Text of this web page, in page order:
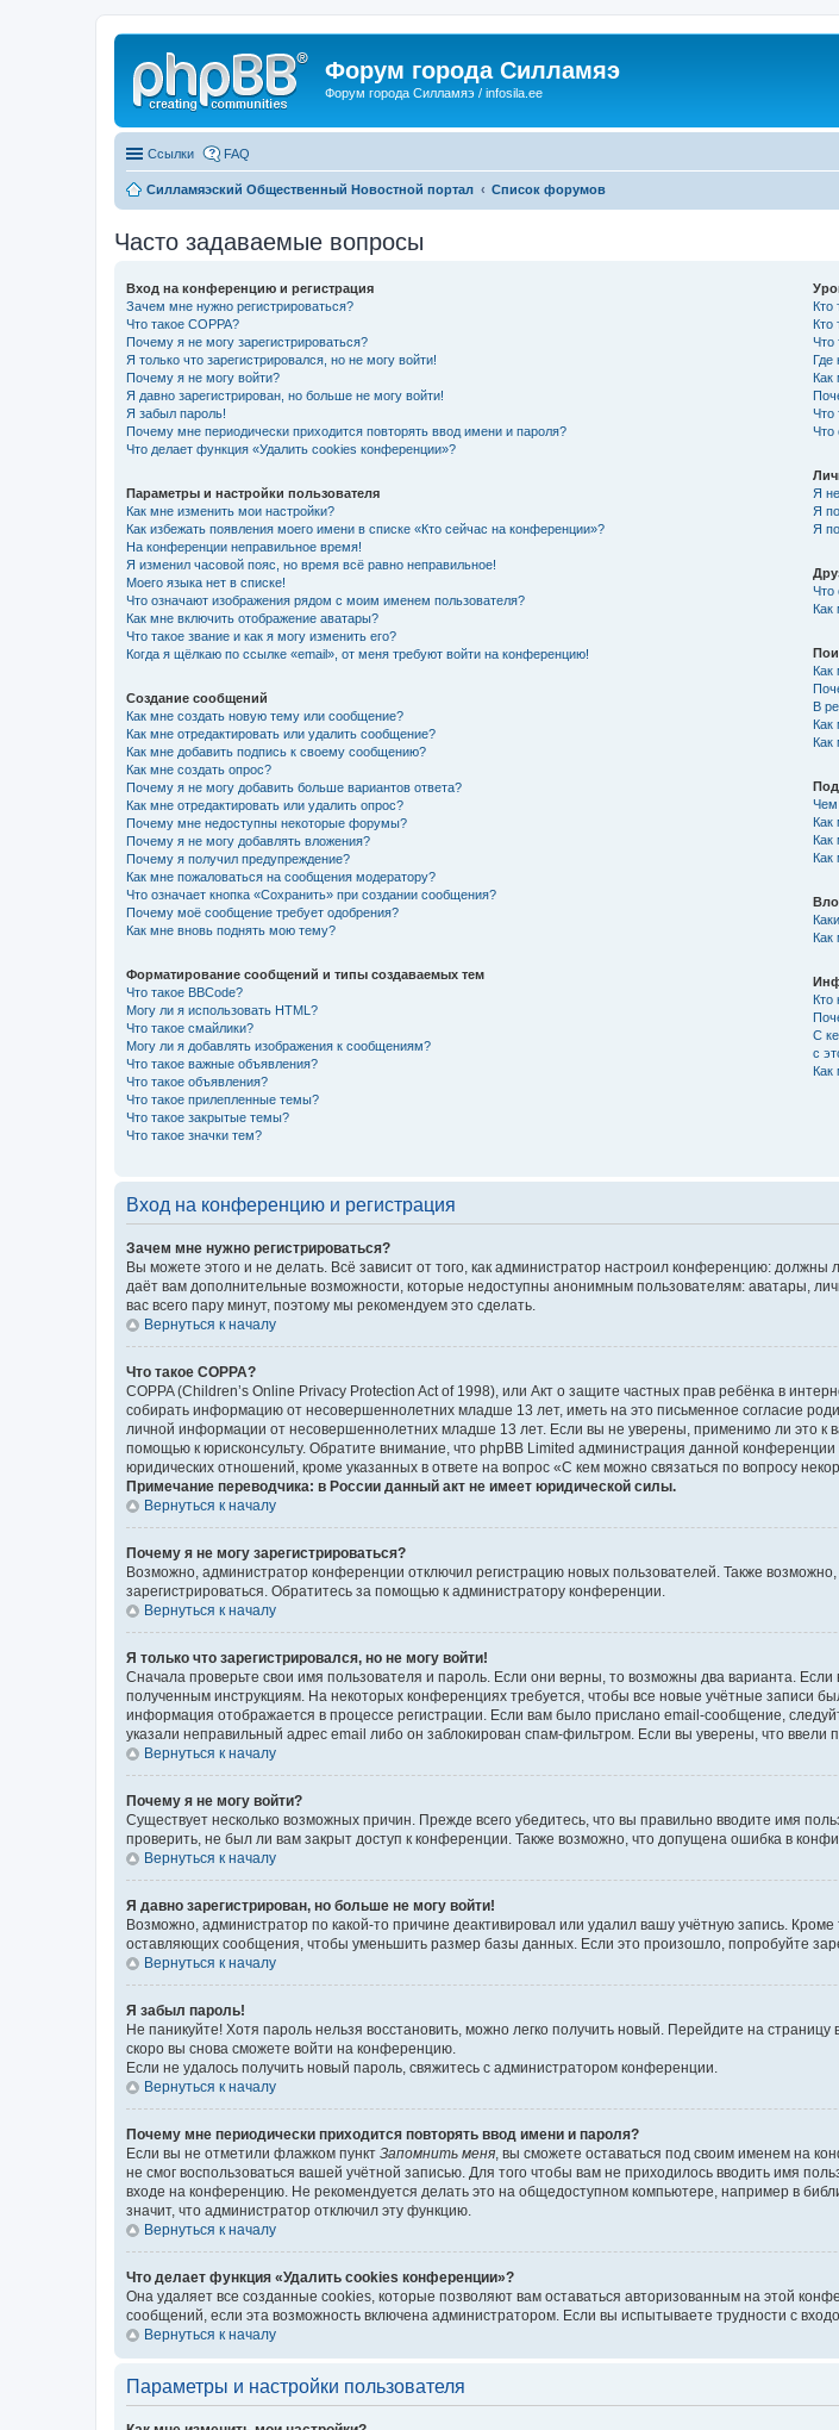
Форум города Силламяэ
Форум города Силламяэ / infosila.ee
Ссылки FAQ
Силламяэский Общественный Новостной портал Список форумов
Часто задаваемые вопросы
Вход на конференцию и регистрация
Зачем мне нужно регистрироваться?
Что такое COPPA?
Почему я не могу зарегистрироваться?
Я только что зарегистрировался, но не могу войти!
Почему я не могу войти?
Я давно зарегистрирован, но больше не могу войти!
Я забыл пароль!
Почему мне периодически приходится повторять ввод имени и пароля?
Что делает функция «Удалить cookies конференции»?
Параметры и настройки пользователя
Как мне изменить мои настройки?
Как избежать появления моего имени в списке «Кто сейчас на конференции»?
На конференции неправильное время!
Я изменил часовой пояс, но время всё равно неправильное!
Моего языка нет в списке!
Что означают изображения рядом с моим именем пользователя?
Как мне включить отображение аватары?
Что такое звание и как я могу изменить его?
Когда я щёлкаю по ссылке «email», от меня требуют войти на конференцию!
Создание сообщений
Как мне создать новую тему или сообщение?
Как мне отредактировать или удалить сообщение?
Как мне добавить подпись к своему сообщению?
Как мне создать опрос?
Почему я не могу добавить больше вариантов ответа?
Как мне отредактировать или удалить опрос?
Почему мне недоступны некоторые форумы?
Почему я не могу добавлять вложения?
Почему я получил предупреждение?
Как мне пожаловаться на сообщения модератору?
Что означает кнопка «Сохранить» при создании сообщения?
Почему моё сообщение требует одобрения?
Как мне вновь поднять мою тему?
Форматирование сообщений и типы создаваемых тем
Что такое BBCode?
Могу ли я использовать HTML?
Что такое смайлики?
Могу ли я добавлять изображения к сообщениям?
Что такое важные объявления?
Что такое объявления?
Что такое прилепленные темы?
Что такое закрытые темы?
Что такое значки тем?
Кто
Кто
Что
Где
Как
Что
Что
Я
Я
Я
Что
Как
Как
В
Как
Как
Чем
Как
Как
Как
Как
Кто
С
с
Как
Вход на конференцию и регистрация
Зачем мне нужно регистрироваться?
Вы можете этого и не делать. Всё зависит от того, как администратор настроил конференцию:
даёт вам дополнительные возможности, которые недоступны анонимным пользователям: аватары,
вас всего пару минут, поэтому мы рекомендуем это сделать.
Вернуться к началу
Что такое COPPA?
COPPA (Children’s Online Privacy Protection Act of 1998), или Акт о защите частных прав ребёнка в
собирать информацию от несовершеннолетних младше 13 лет, иметь на это письменное согласие
личной информации от несовершеннолетних младше 13 лет. Если вы не уверены, применимо ли это к
помощью к юрисконсульту. Обратите внимание, что phpBB Limited администрация данной
юридических отношений, кроме указанных в ответе на вопрос «С кем можно связаться по вопросу
Примечание переводчика: в России данный акт не имеет юридической силы.
Вернуться к началу
Почему я не могу зарегистрироваться?
Возможно, администратор конференции отключил регистрацию новых пользователей. Также
зарегистрироваться. Обратитесь за помощью к администратору конференции.
Вернуться к началу
Я только что зарегистрировался, но не могу войти!
Сначала проверьте свои имя пользователя и пароль. Если они верны, то возможны два варианта.
полученным инструкциям. На некоторых конференциях требуется, чтобы все новые учётные записи
информация отображается в процессе регистрации. Если вам было прислано email-сообщение,
указали неправильный адрес email либо он заблокирован спам-фильтром. Если вы уверены, что ввели
Вернуться к началу
Почему я не могу войти?
Существует несколько возможных причин. Прежде всего убедитесь, что вы правильно вводите имя
проверить, не был ли вам закрыт доступ к конференции. Также возможно, что допущена ошибка в
Вернуться к началу
Я давно зарегистрирован, но больше не могу войти!
Возможно, администратор по какой-то причине деактивировал или удалил вашу учётную запись.
оставляющих сообщения, чтобы уменьшить размер базы данных. Если это произошло, попробуйте
Вернуться к началу
Я забыл пароль!
Не паникуйте! Хотя пароль нельзя восстановить, можно легко получить новый. Перейдите на
скоро вы снова сможете войти на конференцию.
Если не удалось получить новый пароль, свяжитесь с администратором конференции.
Вернуться к началу
Почему мне периодически приходится повторять ввод имени и пароля?
Если вы не отметили флажком пункт Запомнить меня , вы сможете оставаться под своим именем на
не смог воспользоваться вашей учётной записью. Для того чтобы вам не приходилось вводить имя
входе на конференцию. Не рекомендуется делать это на общедоступном компьютере, например в
значит, что администратор отключил эту функцию.
Вернуться к началу
Что делает функция «Удалить cookies конференции»?
Она удаляет все созданные cookies, которые позволяют вам оставаться авторизованным на этой
сообщений, если эта возможность включена администратором. Если вы испытываете трудности с
Вернуться к началу
Параметры и настройки пользователя